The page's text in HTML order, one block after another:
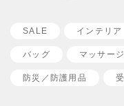
SALE インテリア
バッグ マッサー
防災／ 防護用品